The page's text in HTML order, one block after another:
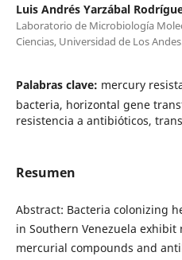
Luis Andrés Yarzábal
Laboratorio de Microbiología
Ciencias, Universidad de Los
Palabras clave: mercury
bacteria, horizontal gene
resistencia a antibióticos,
Resumen
Abstract: Bacteria colonizing
in Southern Venezuela
mercurial compounds and